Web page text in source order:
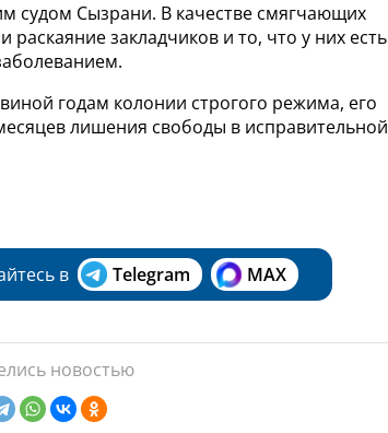
судом Сызрани. В качестве смягчающих
закладчиков и то, что у них есть
годам колонии строгого режима, его
лишения свободы в исправительной
в Telegram MAX
новостью